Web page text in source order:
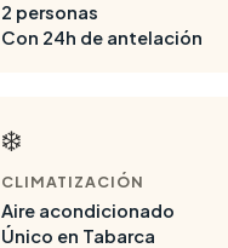
2 personas
Con 24h de antelación
❄️
CLIMATIZACIÓN
Aire acondicionado
Único en Tabarca